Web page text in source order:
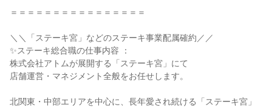
＝＝＝＝＝＝＝＝＝＝＝＝＝＝＝＝
＼＼「ステーキ宮」などのステーキ事業配属確約／／
✨ステーキ総合職の仕事内容 ：
株式会社アトムが展開する「ステーキ宮」にて
店舗運営・マネジメント全般をお任せします。
北関東・中部エリアを中心に、長年愛され続ける「ステーキ宮」